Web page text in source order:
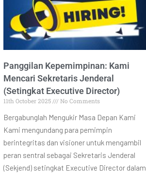
Panggilan Kepemimpinan: Kami
Mencari Sekretaris Jenderal
(Setingkat Executive Director)
11th October 2025 No Comments
Bergabunglah Mengukir Masa Depan Kami
Kami mengundang para pemimpin
berintegritas dan visioner untuk mengambil
peran sentral sebagai Sekretaris Jenderal
(Sekjend) setingkat Executive Director dalam